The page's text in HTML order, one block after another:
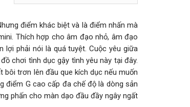
điểm khác biệt và là điểm nhấn mà
Thích hợp cho âm đạo nhỏ, âm đạo
lợi phải nói là quá tuyệt. Cuộc yêu giữa
chơi tình dục gậy tình yêu này tại đây.
trơn lên đầu que kích dục nếu muốn
điểm G cao cấp đa chế độ là dòng sản
phấn cho màn dạo đầu đầy ngây ngất